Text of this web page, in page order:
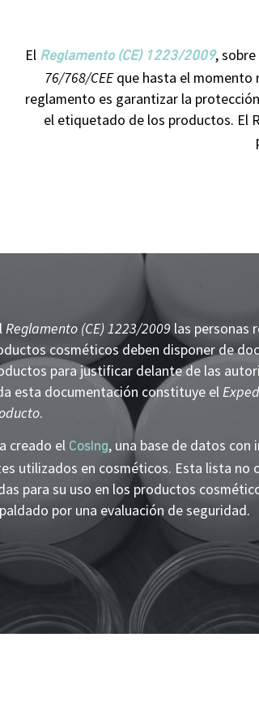
El Reglamento (CE) 1223/2009,
76/768/CEEque hasta el momento
reglamento es garantizar la
el etiquetado de los productos. El
Reglamento (CE) 1223/2009 las personas
cosméticos deben disponer de
para justificar delante de las
esta documentación constituye el
.
creado el CosIng, una base de datos con
utilizados en cosméticos. Esta lista no
para su uso en los productos
por una evaluación de seguridad.